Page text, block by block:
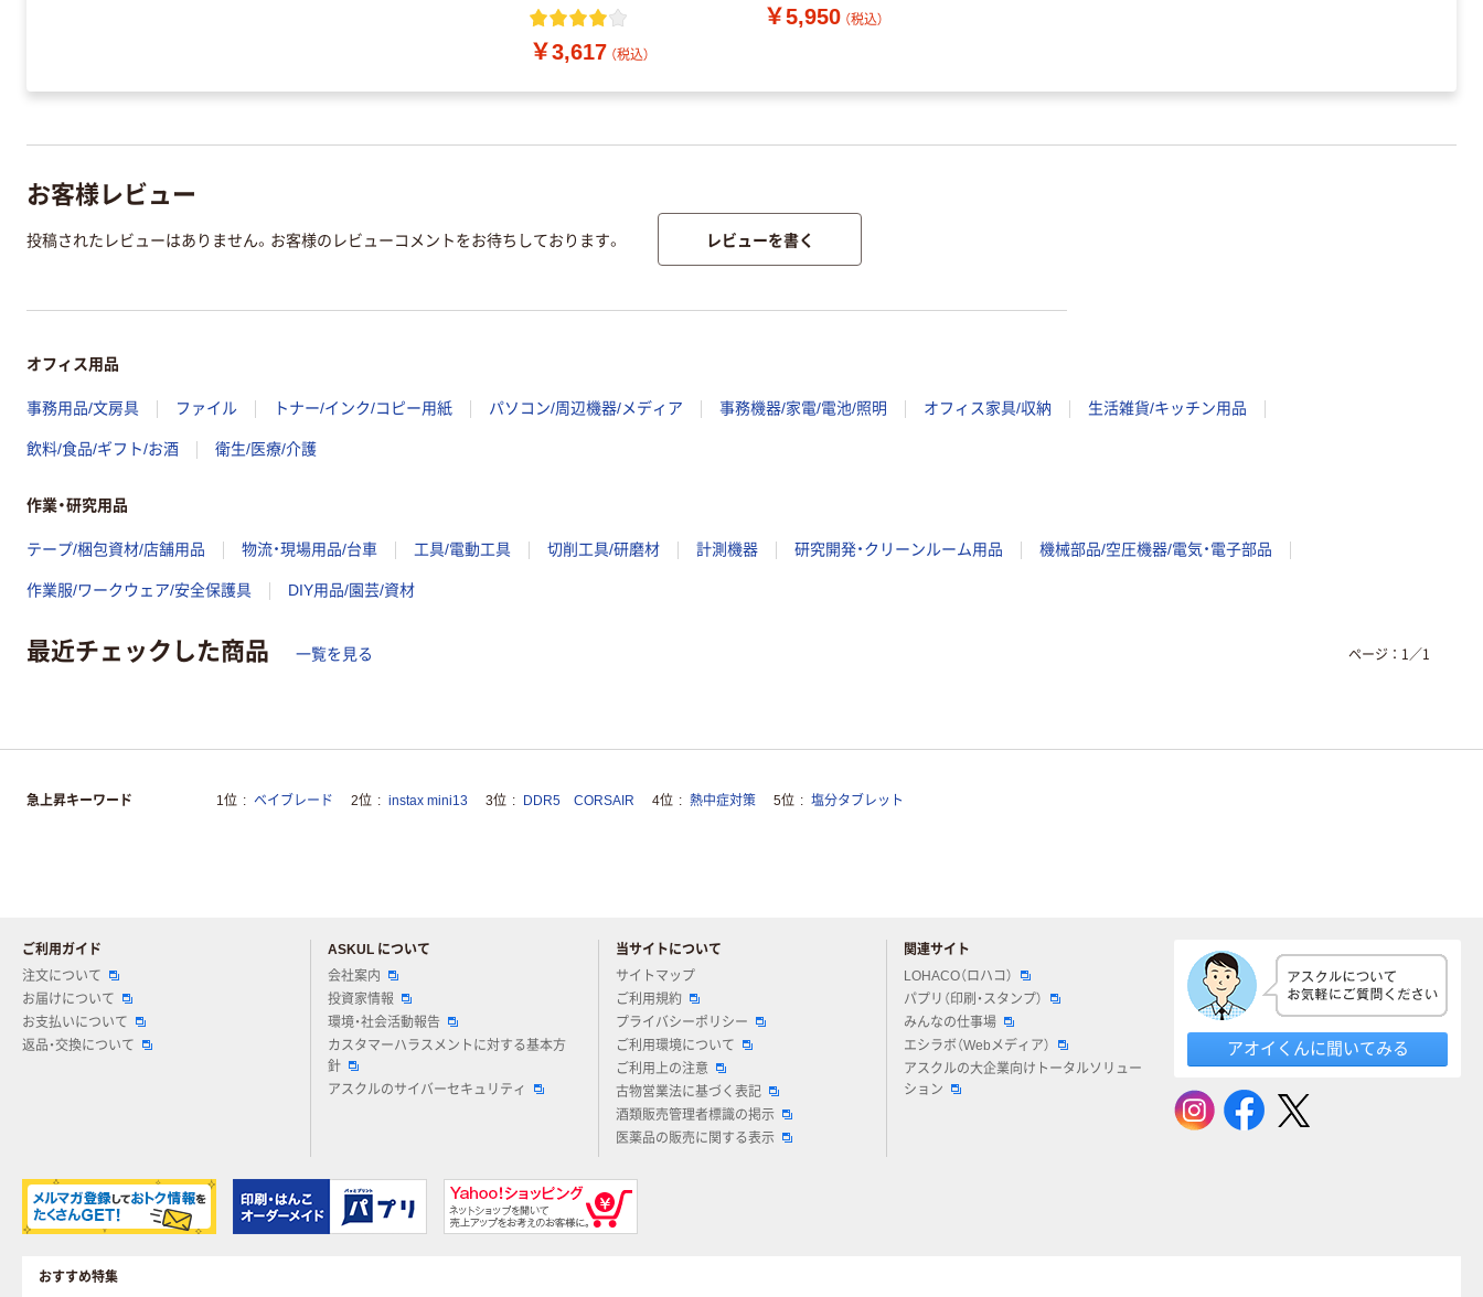
ケース
￥3,617 （税込）
￥5,950 （税込）
お客様レビュー
投稿されたレビューはありません。お客様のレビューコメントをお待ちしております。 レビューを書く
オフィス用品
事務用品/文房具 ファイル トナー/インク/コピー用紙 パソコン/周辺機器/メディア 事務機器/家電/電池/照明 オフィス家具/収納 生活雑貨/キッチン用品
飲料/食品/ギフト/お酒 衛生/医療/介護
作業・研究用品
テープ/梱包資材/店舗用品 物流・現場用品/台車 工具/電動工具 切削工具/研磨材 計測機器 研究開発・クリーンルーム用品 機械部品/空圧機器/電気・電子部品
作業服/ワークウェア/安全保護具 DIY用品/園芸/資材
最近チェックした商品 一覧を見る ページ： 1 ／1
急上昇キーワード 1位 ベイブレード 2位 instax mini13 3位 DDR5 CORSAIR 4位 熱中症対策 5位 塩分タブレット
ご利用ガイド
注文について
お届けについて
お支払いについて
返品・交換について
ASKUL について
会社案内
投資家情報
環境・社会活動報告
カスタマーハラスメントに対する基本方
針
アスクルのサイバーセキュリティ
当サイトについて
サイトマップ
ご利用規約
プライバシーポリシー
ご利用環境について
ご利用上の注意
古物営業法に基づく表記
酒類販売管理者標識の掲示
医薬品の販売に関する表示
関連サイト
LOHACO（ロハコ）
パプリ（印刷・スタンプ）
みんなの仕事場
エシラボ（Webメディア）
アスクルの大企業向けトータルソリュー
ション
アオイくんに聞いてみる
おすすめ特集